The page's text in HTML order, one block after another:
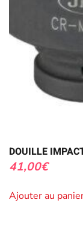
DOUILLE
41,00€
Ajouter au